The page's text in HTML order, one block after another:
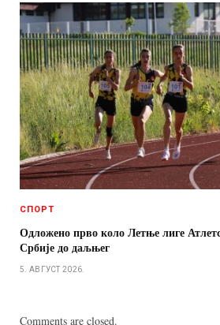
СПОРТ
Одложено прво коло Летње лиге
Србије до даљњег
5. АВГУСТ 2026.
Comments are closed.